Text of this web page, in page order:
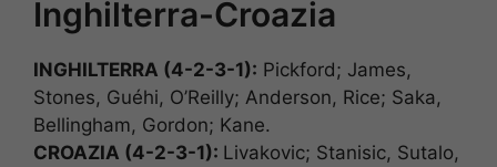
Inghilterra-Croazia
INGHILTERRA (4-2-3-1): Pickford; James,
Stones, Guéhi, O’Reilly; Anderson, Rice; Saka,
Bellingham, Gordon; Kane.
CROAZIA (4-2-3-1): Livakovic; Stanisic, Sutalo,